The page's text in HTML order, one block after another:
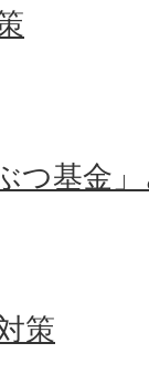
つ基金
策